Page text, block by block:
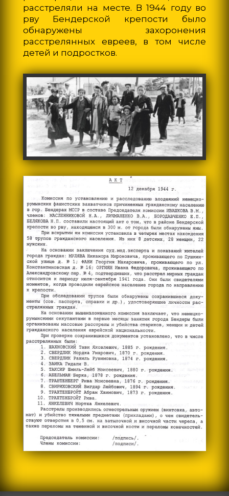
расстреляли на месте. В 1944 году во
рву Бендерской крепости было
обнаружены захоронения
расстрелянных евреев, в том числе
детей и подростков.